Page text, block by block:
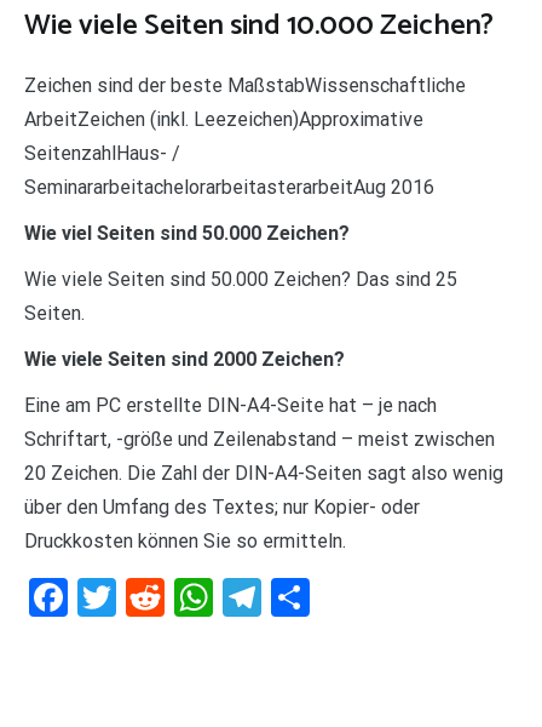
Wie viele Seiten sind 10.000 Zeichen?
Zeichen sind der beste MaßstabWissenschaftliche
ArbeitZeichen (inkl. Leezeichen)Approximative
SeitenzahlHaus- /
SeminararbeitachelorarbeitasterarbeitAug 2016
Wie viel Seiten sind 50.000 Zeichen?
Wie viele Seiten sind 50.000 Zeichen? Das sind 25
Seiten.
Wie viele Seiten sind 2000 Zeichen?
Eine am PC erstellte DIN-A4-Seite hat – je nach
Schriftart, -größe und Zeilenabstand – meist zwischen
20 Zeichen. Die Zahl der DIN-A4-Seiten sagt also wenig
über den Umfang des Textes; nur Kopier- oder
Druckkosten können Sie so ermitteln.
Facebook
Twitter
RedditWhatsApp
Telegram